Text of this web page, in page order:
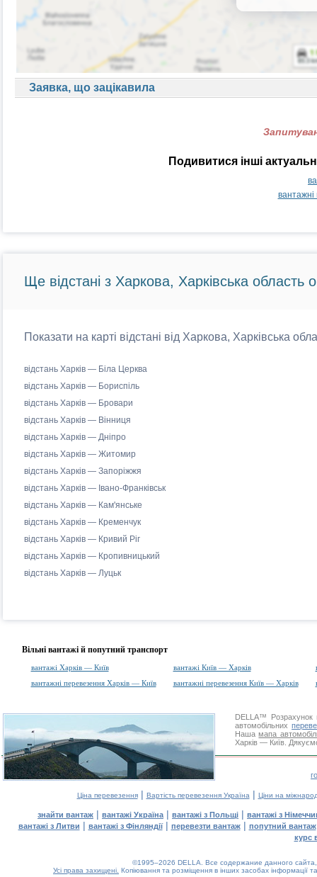
Заявка, що зацікавила
Подивитися інші
Ще відстані з Харкова, Харківська область
Показати на карті відстані від Харкова, Харківська
відстань Харків — Біла Церква
відстань Харків — Бориспіль
відстань Харків — Бровари
відстань Харків — Вінниця
відстань Харків — Дніпро
відстань Харків — Житомир
відстань Харків — Запоріжжя
відстань Харків — Івано-Франківськ
відстань Харків — Кам'янське
відстань Харків — Кременчук
відстань Харків — Кривий Ріг
відстань Харків — Кропивницький
відстань Харків — Луцьк
Вільні вантажі й попутний транспорт
вантажі Харків — Київ вантажі Київ — Харків
вантажні перевезення Харків — Київ
вантажні перевезення Київ — Харків
DELLA™
Розрахунок
автомобільних
Нашамапа
Харків — Київ.
Ціна перевезення| Вартість перевезення Україна | Ціни на
знайти вантаж | вантажі Україна | вантажі з Польщі | вантажі з
вантажі з Литви | вантажі з Фінляндії| перевезти вантаж| попутний вантаж
курс
©1995–2026 DELLA. Все содержание данного
Усі права захищені. Копіювання та розміщення в інших засобах інформації